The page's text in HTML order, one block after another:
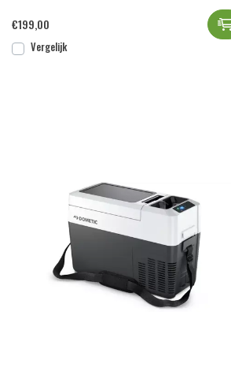
€199,00
Vergelijk